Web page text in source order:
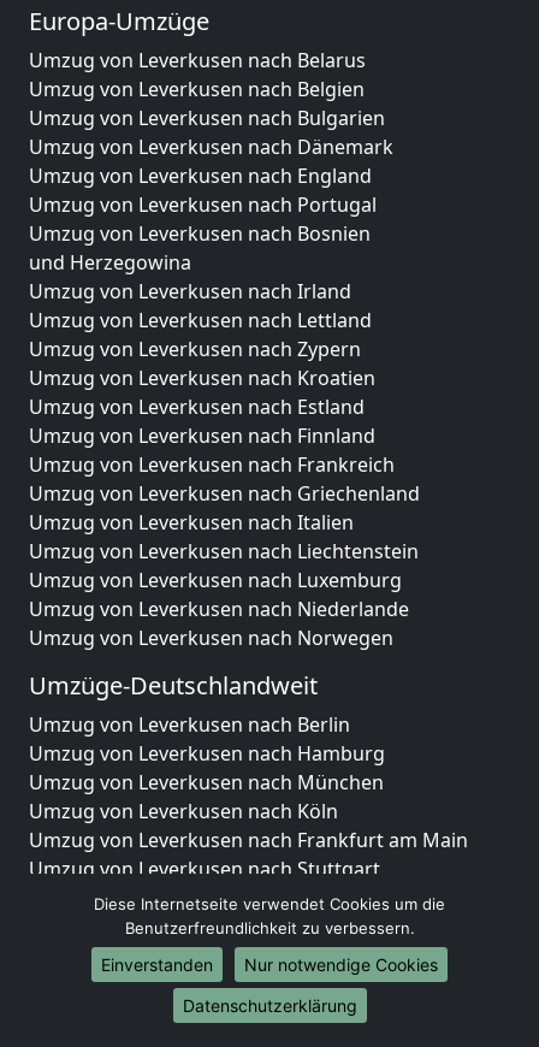
Europa-Umzüge
Umzug von Leverkusen nach Belarus
Umzug von Leverkusen nach Belgien
Umzug von Leverkusen nach Bulgarien
Umzug von Leverkusen nach Dänemark
Umzug von Leverkusen nach England
Umzug von Leverkusen nach Portugal
Umzug von Leverkusen nach Bosnien
und Herzegowina
Umzug von Leverkusen nach Irland
Umzug von Leverkusen nach Lettland
Umzug von Leverkusen nach Zypern
Umzug von Leverkusen nach Kroatien
Umzug von Leverkusen nach Estland
Umzug von Leverkusen nach Finnland
Umzug von Leverkusen nach Frankreich
Umzug von Leverkusen nach Griechenland
Umzug von Leverkusen nach Italien
Umzug von Leverkusen nach Liechtenstein
Umzug von Leverkusen nach Luxemburg
Umzug von Leverkusen nach Niederlande
Umzug von Leverkusen nach Norwegen
Umzüge-Deutschlandweit
Umzug von Leverkusen nach Berlin
Umzug von Leverkusen nach Hamburg
Umzug von Leverkusen nach München
Umzug von Leverkusen nach Köln
Umzug von Leverkusen nach Frankfurt am Main
Umzug von Leverkusen nach Stuttgart
Umzug von Leverkusen nach Düsseldorf
Umzug von Leverkusen nach Leipzig
Umzug von Leverkusen nach Dortmund
Umzug von Leverkusen nach Essen
Umzug von Leverkusen nach Bremen
Diese Internetseite verwendet Cookies um die
Benutzerfreundlichkeit zu verbessern.
Einverstanden
Nur notwendige Cookies
Datenschutzerklärung